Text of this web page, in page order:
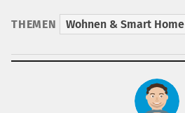
THEMEN Wohnen & Smart Home